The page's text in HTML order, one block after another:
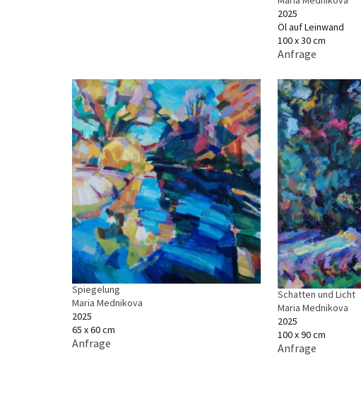
2025
Öl auf Leinwand
100 x 30 cm
Anfrage
Spiegelung
Maria Mednikova
2025
65 x 60 cm
Anfrage
Schatten und Licht
Maria Mednikova
2025
100 x 90 cm
Anfrage